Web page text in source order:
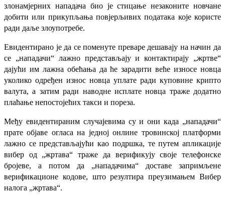
злонамјерних нападача био је стицање незаконите новчане
добити или прикупљања повјерљивих података које користе
ради даље злоупотребе.
Евидентирано је да се поменуте преваре дешавају на начин да
се „нападачи“ лажно представљају и контактирају „жртве“
дајући им лажна обећања да ће зарадити веће износе новца
уколико одређен износ новца уплате ради куповине крипто
валута, а затим ради наводне исплате новца траже додатно
плаћање непостојећих такси и пореза.
Међу евидентираним случајевима су и они када „нападачи“
прате објаве огласа на једној онлине тровинској платформи
лажно се представљајући као подршка, те путем апликације
вибер од „жртава“ траже да верификују своје телефонске
бројеве, а потом да „нападачима“ доставе запримљене
верификационе кодове, што резултира преузимањем Вибер
налога „жртава“.